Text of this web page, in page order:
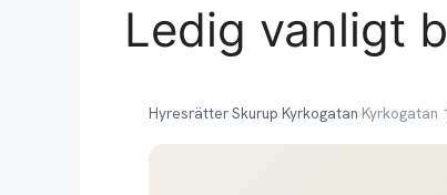
Ledig vanligt
Hyresrätter›Skurup›Kyrkogatan›Kyrkogatan